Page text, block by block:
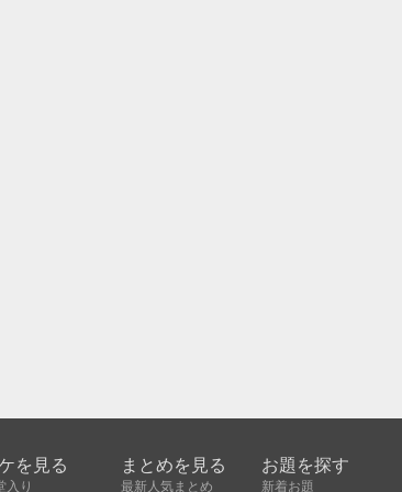
を見る
入り
まとめを見る
最新人気まとめ
お題を探す
新着お題